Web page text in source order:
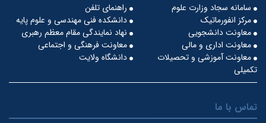
راهنمای تلفن
سامانه سجاد وزارت علوم
دانشکده فنی مهندسی و علوم پایه
مرکز انفورماتیک
نهاد نمایندگی مقام معظم رهبری
معاونت دانشجویی
معاونت فرهنگی و اجتماعی
معاونت اداری و مالی
دانشگاه ولایت
معاونت آموزشی و تحصیلات
تکمیلی
تماس با ما